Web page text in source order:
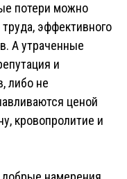
потери можно
эффективного
А утраченные
и
либо не
ценой
кровопролитие и